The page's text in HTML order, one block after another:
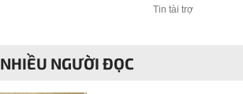
Tin tài trợ
NHIỀU NGƯỜI ĐỌC